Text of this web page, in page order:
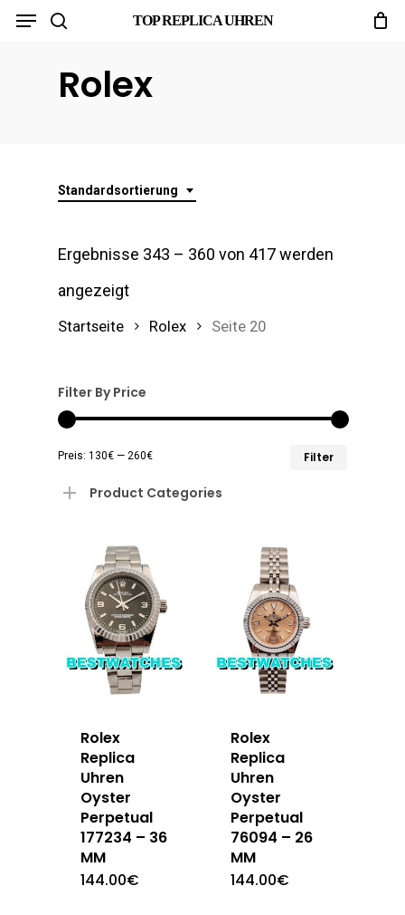
Skip
TOP REPLICA UHREN
Menu
Rolex
Standardsortierung
Ergebnisse 343 – 360 von 417 werden
angezeigt
Startseite Rolex Seite 20
Filter By Price
Filter
Preis: 130€ — 260€
Product Categories
Rolex
Replica
Uhren
Oyster
Perpetual
177234 – 36
MM
144.00€
Rolex
Replica
Uhren
Oyster
Perpetual
76094 – 26
MM
144.00€